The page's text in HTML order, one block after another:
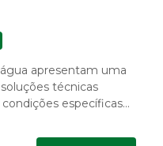
apresentam uma
técnicas
específicas